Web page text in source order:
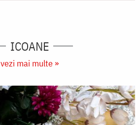
ICOANE
vezi mai multe »